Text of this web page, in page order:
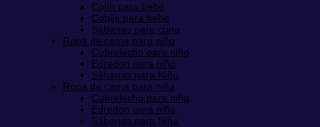
Cojín para bebé
Cobija para bebe
Sábanas para cuna
Ropa de cama para niño
Cubrelecho para niño
Edredon para niño
Sábanas para Niño
Ropa de cama para niña
Cubrelecho para niña
Edredon para niña
Sábanas para Niña